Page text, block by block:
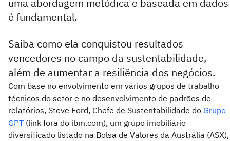
uma abordagem metódica e baseada em dados
é fundamental.
Saiba como ela conquistou resultados
vencedores no campo da sustentabilidade,
além de aumentar a resiliência dos negócios.
Com base no envolvimento em vários grupos de trabalho
técnicos do setor e no desenvolvimento de padrões de
relatórios, Steve Ford, Chefe de Sustentabilidade do Grupo
GPT (link fora do ibm.com), um grupo imobiliário
diversificado listado na Bolsa de Valores da Austrália (ASX),